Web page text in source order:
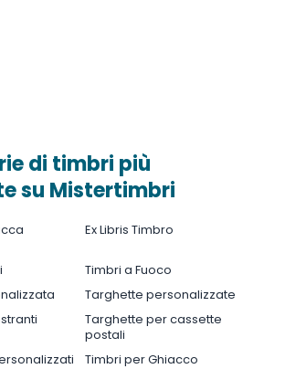
di timbri più
su Mistertimbri
Ex Libris Timbro
Timbri a Fuoco
Targhette personalizzate
Targhette per cassette
postali
Timbri per Ghiacco